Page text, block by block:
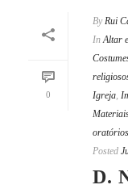
0
By Rui
In Altar
Igreja,
oratórios
Posted
D.